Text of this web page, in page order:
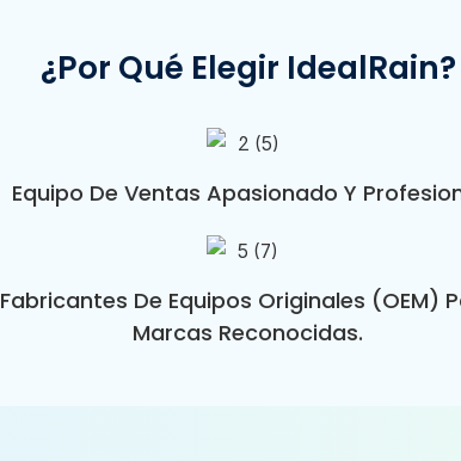
¿Por Qué Elegir IdealRain?
Equipo De Ventas Apasionado Y
Fabricantes De Equipos Originales (OEM)
Marcas Reconocidas.